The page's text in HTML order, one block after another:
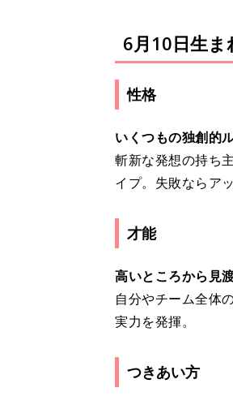
6月10日生
性格
いくつもの独創的
斬新な発想の持ち
イプ。失敗ならア
才能
高いところから見
自分やチーム全体
実力を発揮。
つきあい方